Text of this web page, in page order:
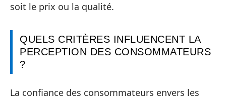
soit le prix ou la qualité.
QUELS CRITÈRES INFLUENCENT LA
PERCEPTION DES CONSOMMATEURS
?
La confiance des consommateurs envers les